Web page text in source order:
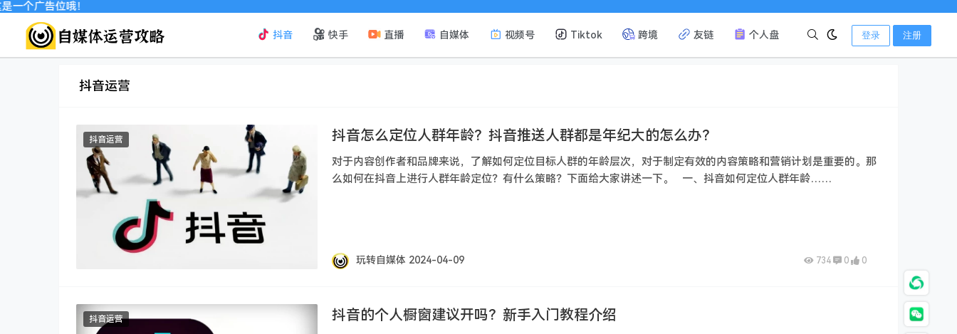
个广告位哦！
抖音 快手 直播 自媒体 视频号 Tiktok 跨境 友链 个人盘 登录 注册
抖音运营
抖音运营 抖音怎么定位人群年龄？抖音推送人群都是年纪大的怎么办？
对于内容创作者和品牌来说，了解如何定位目标人群的年龄层次，对于制定有效的内容策略和营销计划是重要的。那
么如何在抖音上进行人群年龄定位？有什么策略？下面给大家讲述一下。 一、抖音如何定位人群年龄……
玩转自媒体 2024-04-09 734 0 0
抖音运营 抖音的个人橱窗建议开吗？新手入门教程介绍